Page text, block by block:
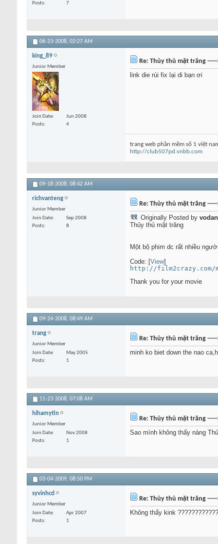
Posts
7
06-23-2008, 02:27 AM
king_89
Junior Member
Join Date
Jun 2008
Posts
4
Re: Thủy thủ mặt trăng
link die rùi fix lại di bạn ơi
trang web phần mềm số 1 việt
http://club507pd.vnbb.com
09-18-2008, 08:42 AM
richvanteng
Junior Member
Join Date
Sep 2008
Posts
8
Re: Thủy thủ mặt trăng
Originally Posted by
Thủy thủ mặt trăng
Một bộ phim dc rất nhiều
Code: [View]
http://film2crazy.com/
Thank you for your movie
09-24-2008, 08:49 AM
trang
Junior Member
Join Date
May 2005
Posts
1
Re: Thủy thủ mặt trăng
minh ko biet down the nao
11-23-2008, 07:08 AM
hihamytin
Junior Member
Join Date
Nov 2008
Posts
1
Re: Thủy thủ mặt trăng
Sao mình không thấy nàng
03-04-2009, 08:50 PM
syvinhcd
Junior Member
Join Date
Apr 2007
Posts
1
Re: Thủy thủ mặt trăng
Không thấy kink